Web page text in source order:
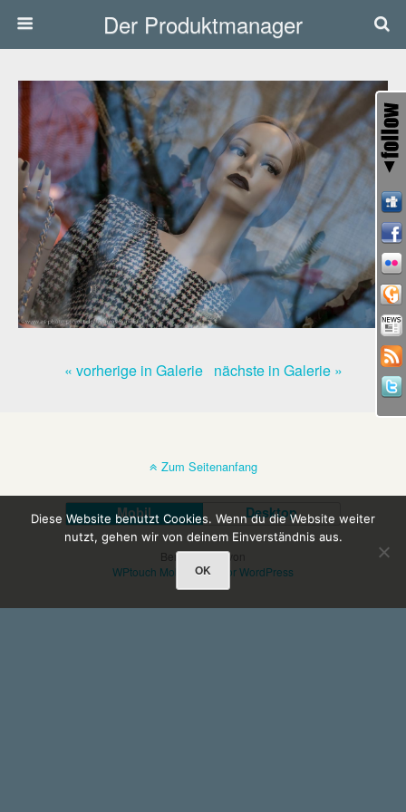
Der Produktmanager
« vorherige in Galerie nächste in Galerie »
Zum Seitenanfang
Mobil Desktop
Bereitgestellt von
WPtouch Mobile Suite for WordPress
Diese Website benutzt Cookies. Wenn du die Website weiter
nutzt, gehen wir von deinem Einverständnis aus.
OK